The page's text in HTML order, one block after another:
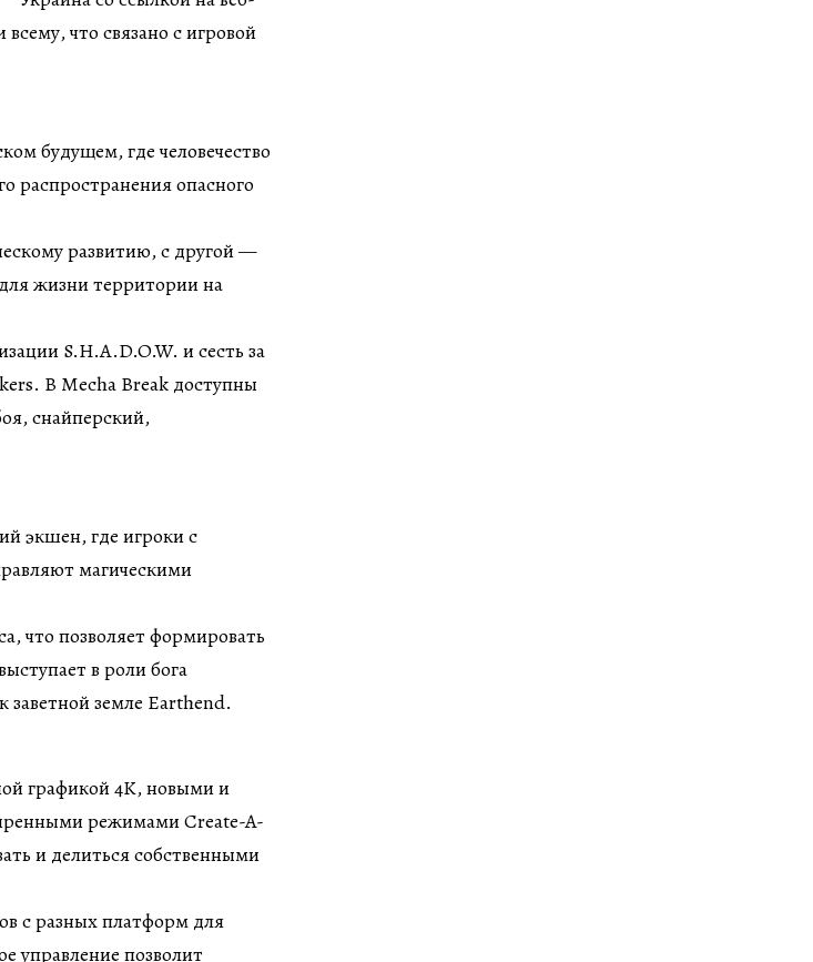
что связано с игровой
будущем, где человечество
распространения опасного
развитию, с другой —
жизни территории на
S.H.A.D.O.W. и сесть за
В Mecha Break доступны
снайперский,
экшен, где игроки с
магическими
что позволяет формировать
в роли бога
заветной земле Earthend.
графикой 4K, новыми и
режимами Create-A-
и делиться собственными
с разных платформ для
управление позволит